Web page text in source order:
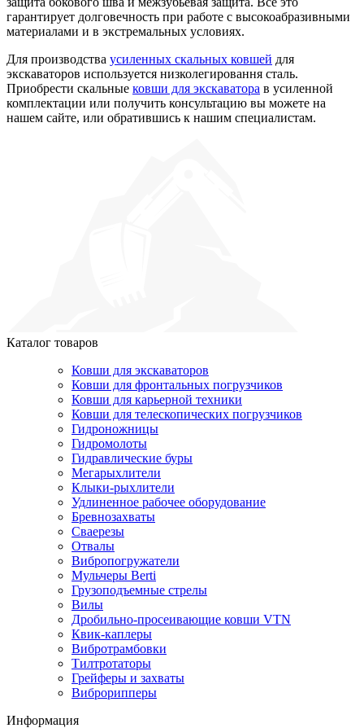
гарантирует долговечность при работе с высокоабразивными
материалами и в экстремальных условиях.
Для производства усиленных скальных ковшей для
экскаваторов используется низколегировання сталь.
Приобрести скальные ковши для экскаватора в усиленной
комплектации или получить консультацию вы можете на
нашем сайте, или обратившись к нашим специалистам.
Каталог товаров
Ковши для экскаваторов
Ковши для фронтальных погрузчиков
Ковши для карьерной техники
Ковши для телескопических погрузчиков
Гидроножницы
Гидромолоты
Гидравлические буры
Мегарыхлители
Клыки-рыхлители
Удлиненное рабочее оборудование
Бревнозахваты
Сваерезы
Отвалы
Вибропогружатели
Мульчеры Berti
Грузоподъемные стрелы
Вилы
Дробильно-просеивающие ковши VTN
Квик-каплеры
Вибротрамбовки
Тилтротаторы
Грейферы и захваты
Виброрипперы
Информация